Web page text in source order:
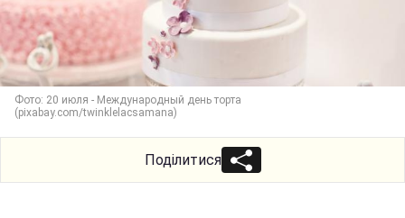
Фото: 20 июля - Международный день торта
(pixabay.com/twinklelacsamana)
Поділитися